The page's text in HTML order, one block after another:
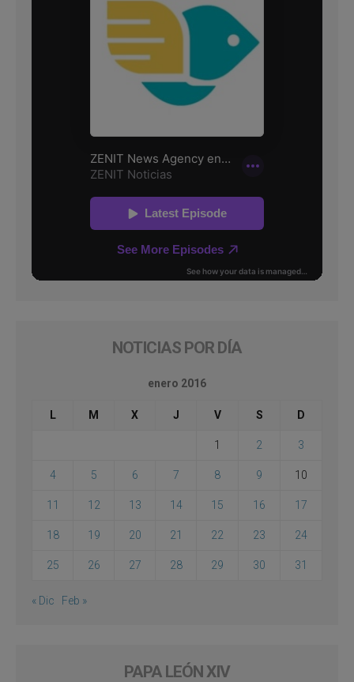
NOTICIAS POR DÍA
enero 2016
L M X J V S D
1 2 3
4 5 6 7 8 9 10
11 12 13 14 15 16 17
18 19 20 21 22 23 24
25 26 27 28 29 30 31
« Dic Feb »
PAPA LEÓN XIV